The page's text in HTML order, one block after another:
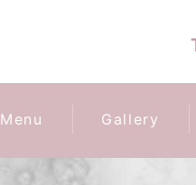
Menu Gallery